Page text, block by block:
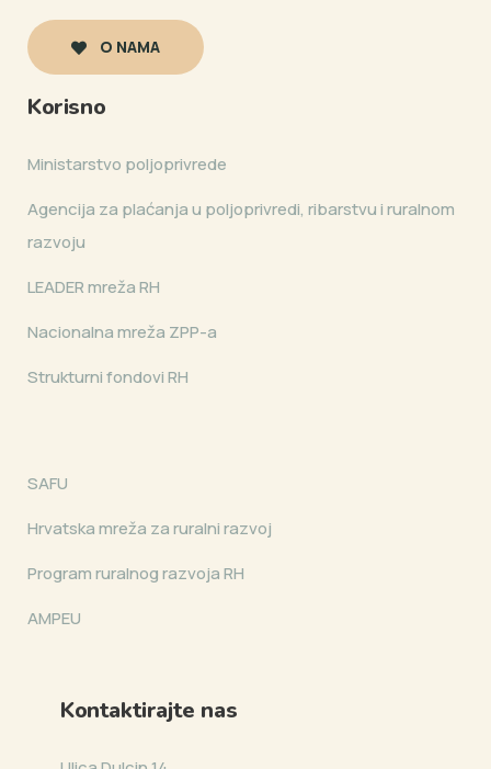
O NAMA
Korisno
Ministarstvo poljoprivrede
Agencija za plaćanja u poljoprivredi, ribarstvu i ruralnom
razvoju
LEADER mreža RH
Nacionalna mreža ZPP-a
Strukturni fondovi RH
SAFU
Hrvatska mreža za ruralni razvoj
Program ruralnog razvoja RH
AMPEU
Kontaktirajte nas